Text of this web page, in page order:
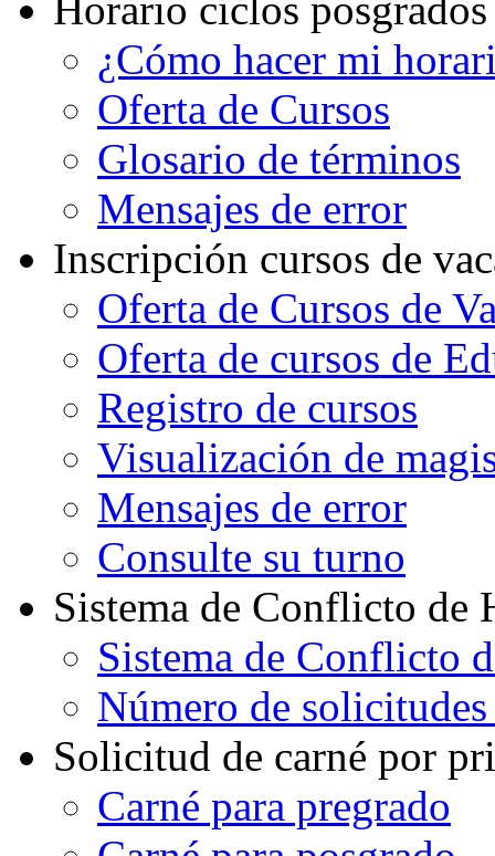
Horario ciclos posgrados
¿Cómo hacer mi
Oferta de Cursos
Glosario de términos
Mensajes de error
Inscripción cursos de
Oferta de Cursos de
Oferta de cursos de
Registro de cursos
Visualización de
Mensajes de error
Consulte su turno
Sistema de Conflicto de
Sistema de Conflicto
Número de
Solicitud de carné por
Carné para pregrado